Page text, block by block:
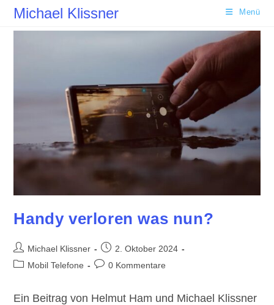
ZumMichael Klissner Menü
Handy verloren was nun?
Beitrags-
Autor:
Michael Klissner
Beitrag
veröffentlicht:
2. Oktober 2024
Beitrags-
Mobil Telefone
Beitrags-
0 Kommentare
Ein Beitrag von Helmut Ham und Michael Klissner